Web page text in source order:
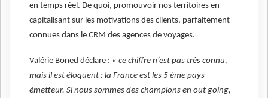
en temps réel. De quoi, promouvoir nos territoires en
capitalisant sur les motivations des clients, parfaitement
connues dans le CRM des agences de voyages.
Valérie Boned déclare : « ce chiffre n’est pas très connu,
mais il est éloquent : la France est les 5 éme pays
émetteur. Si nous sommes des champions en out going,